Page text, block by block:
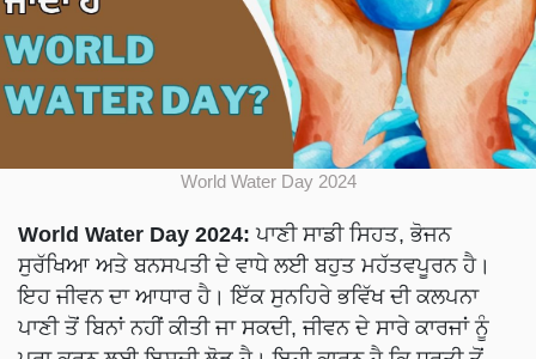
World Water Day 2024
World Water Day 2024: ਪਾਣੀ ਸਾਡੀ ਸਿਹਤ, ਭੋਜਨ
ਸੁਰੱਖਿਆ ਅਤੇ ਬਨਸਪਤੀ ਦੇ ਵਾਧੇ ਲਈ ਬਹੁਤ ਮਹੱਤਵਪੂਰਨ ਹੈ।
ਇਹ ਜੀਵਨ ਦਾ ਆਧਾਰ ਹੈ। ਇੱਕ ਸੁਨਹਿਰੇ ਭਵਿੱਖ ਦੀ ਕਲਪਨਾ
ਪਾਣੀ ਤੋਂ ਬਿਨਾਂ ਨਹੀਂ ਕੀਤੀ ਜਾ ਸਕਦੀ, ਜੀਵਨ ਦੇ ਸਾਰੇ ਕਾਰਜਾਂ ਨੂੰ